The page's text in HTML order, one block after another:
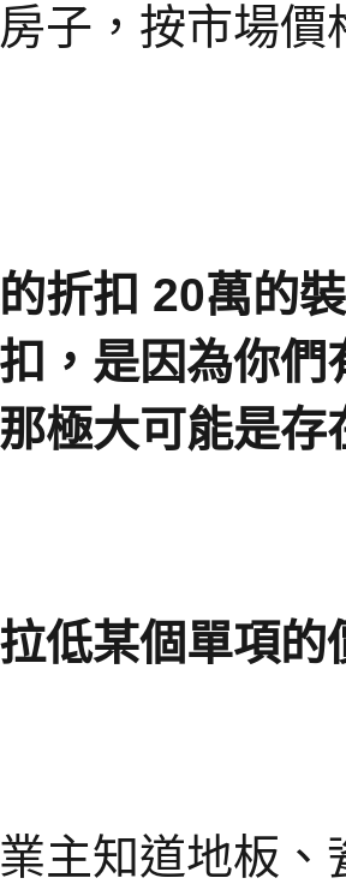
子，按市場
折扣 20萬的
，是因為你
極大可能是存
低某個單項的
主知道地板